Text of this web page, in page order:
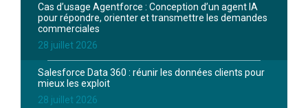
Cas d’usage Agentforce : Conception d’un agent IA
pour répondre, orienter et transmettre les demandes
commerciales
28 juillet 2026
Salesforce Data 360 : réunir les données clients pour
mieux les exploit
28 juillet 2026